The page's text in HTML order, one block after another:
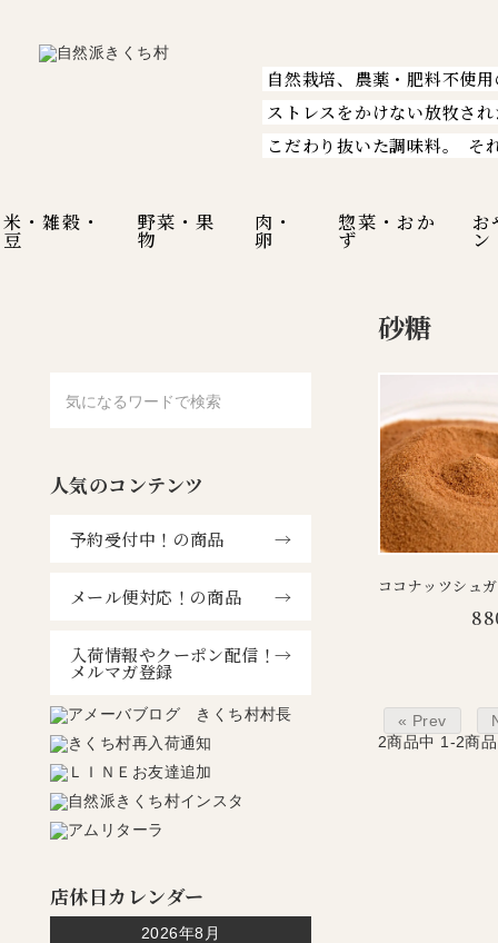
自然栽培、農薬・肥料不使
ストレスをかけない放牧さ
こだわり抜いた調味料。
そ
米・雑穀・
豆
野菜・果
物
肉・
卵
惣菜・おか
ず
お
ン
砂糖
ココナッツシュ
« Prev
2商品中 1-2商品
人気のコンテンツ
予約受付中！の商品
メール便対応！の商品
入荷情報やクーポン配信！
メルマガ登録
店休日カレンダー
2026年8月